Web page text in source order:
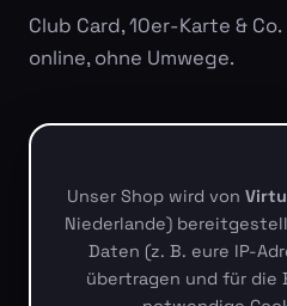
Club Card, 10er-Karte &
online, ohne Umwege.
Unser Shop wird von
Niederlande)
Daten (z. B. eure IP-
übertragen und für die